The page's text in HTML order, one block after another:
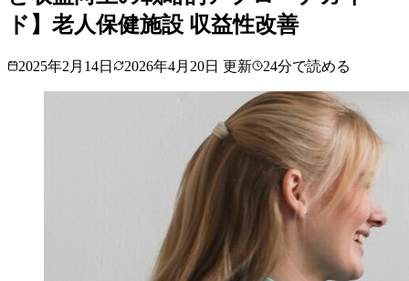
ド】老人保健施設 収益性改善
2025年2月14日 2026年4月20日 更新 24分で読める